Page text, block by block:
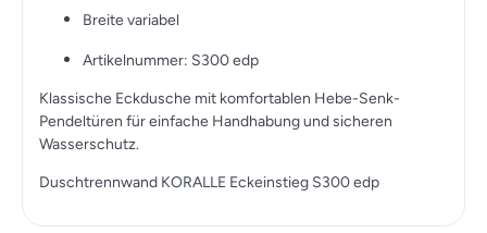
Breite variabel
Artikelnummer: S300 edp
Klassische Eckdusche mit komfortablen Hebe-Senk-
Pendeltüren für einfache Handhabung und sicheren
Wasserschutz.
Duschtrennwand KORALLE Eckeinstieg S300 edp